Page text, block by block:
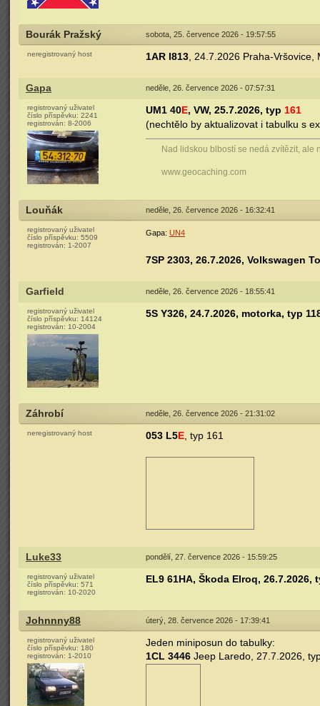
Bourák Pražský sobota, 25. července 2026 - 19:57:55
neregistrovaný host 1AR I813 , 24.7.2026 Praha-
Gapa neděle, 26. července 2026 - 07:57:31
registrovaný uživatel
číslo příspěvku: 2241
registrován: 8-2006
UM1 40E, VW, 25.7.2026, typ 161
(nechtělo by aktualizovat i tabulku s
Nad lidskou blbostí se nedá zvítězit, ale
www.geocaching.com
Louňák neděle, 26. července 2026 - 16:32:41
registrovaný uživatel
číslo příspěvku: 5509
registrován: 1-2007
Gapa: UN4
7SP 2303, 26.7.2026, Volkswagen
Garfield neděle, 26. července 2026 - 18:55:41
registrovaný uživatel
číslo příspěvku: 14124
registrován: 10-2004
5S Y326, 24.7.2026, motorka, typ
Záhrobí neděle, 26. července 2026 - 21:31:02
neregistrovaný host 053 L5E , typ 161
Luke33 pondělí, 27. července 2026 - 15:59:25
registrovaný uživatel
číslo příspěvku: 571
registrován: 10-2020
EL9 61HA, Škoda Elroq, 26.7.2026,
Johnnny88 úterý, 28. července 2026 - 17:39:41
registrovaný uživatel
číslo příspěvku: 180
registrován: 1-2010
Jeden miniposun do tabulky:
1CL 3446 Jeep Laredo, 27.7.2026,